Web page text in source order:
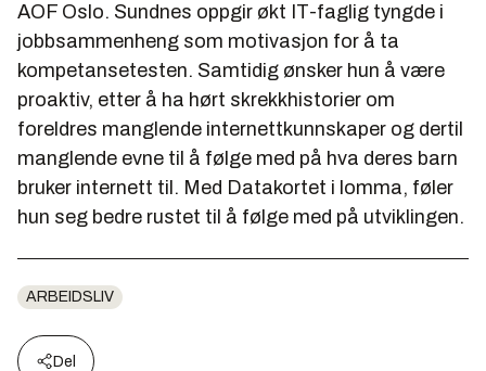
AOF Oslo. Sundnes oppgir økt IT-faglig tyngde i
jobbsammenheng som motivasjon for å ta
kompetansetesten. Samtidig ønsker hun å være
proaktiv, etter å ha hørt skrekkhistorier om
foreldres manglende internettkunnskaper og dertil
manglende evne til å følge med på hva deres barn
bruker internett til. Med Datakortet i lomma, føler
hun seg bedre rustet til å følge med på utviklingen.
ARBEIDSLIV
Del